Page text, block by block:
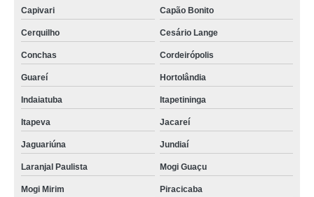
Capivari Capão Bonito
Cerquilho Cesário Lange
Conchas Cordeirópolis
Guareí Hortolândia
Indaiatuba Itapetininga
Itapeva Jacareí
Jaguariúna Jundiaí
Laranjal Paulista Mogi Guaçu
Mogi Mirim Piracicaba